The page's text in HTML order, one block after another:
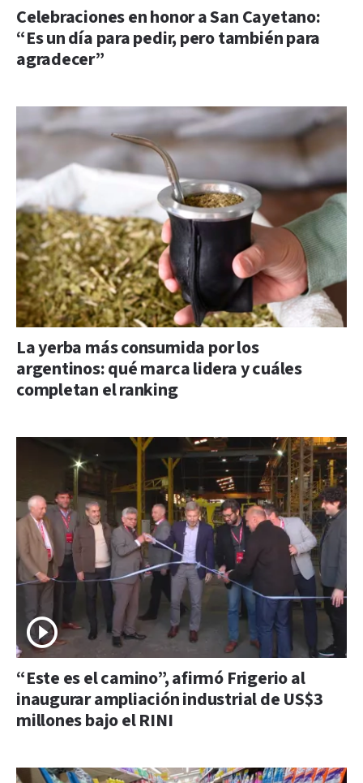
Celebraciones en honor a San Cayetano:
“Es un día para pedir, pero también para
agradecer”
La yerba más consumida por los
argentinos: qué marca lidera y cuáles
completan el ranking
“Este es el camino”, afirmó Frigerio al
inaugurar ampliación industrial de US$3
millones bajo el RINI